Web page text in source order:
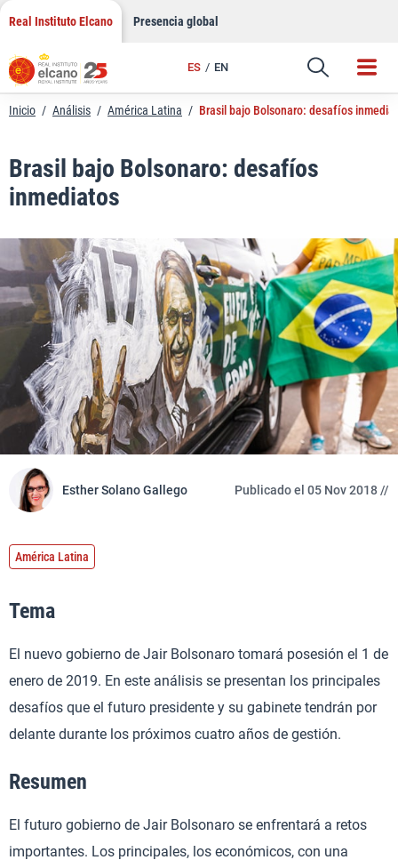
Saltar
contenido
Real Instituto Elcano Presencia global
ES EN
Enlace
Inicio / Análisis / América Latina / Brasil bajo Bolsonaro: desafíos
Brasil bajo Bolsonaro: desafíos
inmediatos
Esther Solano Gallego Publicado el 05 Nov 2018 //
América Latina
Tema
El nuevo gobierno de Jair Bolsonaro tomará posesión el 1 de
enero de 2019. En este análisis se presentan los principales
desafíos que el futuro presidente y su gabinete tendrán por
delante durante los próximos cuatro años de gestión.
Resumen
El futuro gobierno de Jair Bolsonaro se enfrentará a retos
importantes. Los principales, los económicos, con una